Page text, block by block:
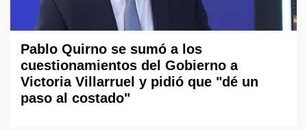
Pablo Quirno se sumó a los
cuestionamientos del Gobierno a
Victoria Villarruel y pidió que "dé un
paso al costado"